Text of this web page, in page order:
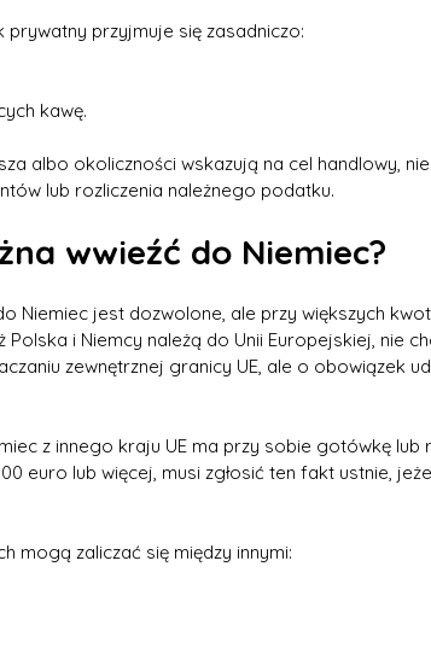
prywatny przyjmuje się zasadniczo:
kawę.
albo okoliczności wskazują na cel handlowy,
lub rozliczenia należnego podatku.
wwieźć do Niemiec?
Niemiec jest dozwolone, ale przy większych
Polska i Niemcy należą do Unii Europejskiej, nie
zewnętrznej granicy UE, ale o obowiązek
z innego kraju UE ma przy sobie gotówkę lub
euro lub więcej, musi zgłosić ten fakt ustnie,
mogą zaliczać się między innymi: